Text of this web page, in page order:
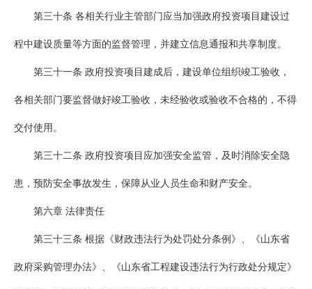
第三十条 各相关行业主管部门应当加强政府投资项目建设过
程中建设质量等方面的监督管理，并建立信息通报和共享制度。
第三十一条 政府投资项目建成后，建设单位组织竣工验收，
各相关部门要监督做好竣工验收，未经验收或验收不合格的，不得
交付使用。
第三十二条 政府投资项目应加强安全监管，及时消除安全隐
患，预防安全事故发生，保障从业人员生命和财产安全。
第六章 法律责任
第三十三条 根据《财政违法行为处罚处分条例》、《山东省
政府采购管理办法》、《山东省工程建设违法行为行政处分规定》